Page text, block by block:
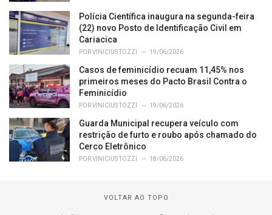
Polícia Científica inaugura na segunda-feira
(22) novo Posto de Identificação Civil em
Cariacica
PORVINICIUS TOZZI 19/06/2026
Casos de feminicídio recuam 11,45% nos
primeiros meses do Pacto Brasil Contra o
Feminicídio
PORVINICIUS TOZZI 19/06/2026
Guarda Municipal recupera veículo com
restrição de furto e roubo após chamado do
Cerco Eletrônico
PORVINICIUS TOZZI 18/06/2026
VOLTAR AO TOPO